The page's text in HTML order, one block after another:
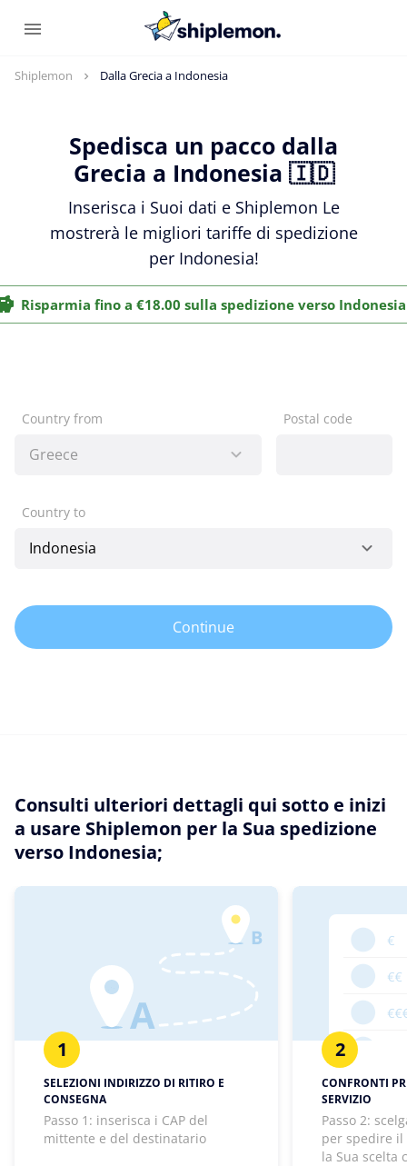
Shiplemon Dalla Grecia a Indonesia
Spedisca un pacco dalla
Grecia a Indonesia 🇮🇩
Inserisca i Suoi dati e Shiplemon Le
mostrerà le migliori tariffe di spedizione
per Indonesia!
Risparmia fino a €18.00 sulla spedizione verso Indonesia
Country from Postal code
Country to
Continue
Consulti ulteriori dettagli qui sotto e inizi
a usare Shiplemon per la Sua spedizione
verso Indonesia;
1
SELEZIONI INDIRIZZO DI RITIRO E
CONSEGNA
Passo 1: inserisca i CAP del
mittente e del destinatario
2
CONFRONTI
SERVIZIO
Passo 2:
per spedire il
la Sua scelta